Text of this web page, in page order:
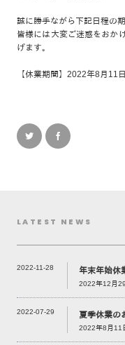
誠に勝手ながら下記日程の
皆様には大変ご迷惑をおか
げます。
【休業期間】2022年8月11
LATEST NEWS
2022-11-28 年末年始休
2022年12月
2022-07-29 夏季休業の
2022年8月11